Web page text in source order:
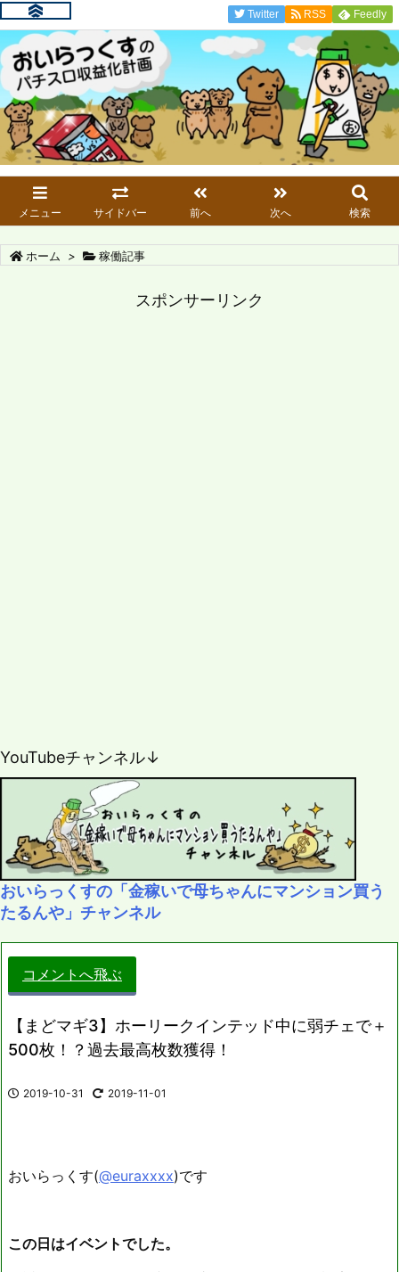
メニュー サイドバー 前へ 次へ 検索
Twitter RSS Feedly
ホーム > 稼働記事
スポンサーリンク
YouTubeチャンネル↓
おいらっくすの「金稼いで母ちゃんにマンション買う
たるんや」チャンネル
コメントへ飛ぶ
【まどマギ3】ホーリークインテッド中に弱チェで＋
500枚！？過去最高枚数獲得！
2019-10-31 2019-11-01
おいらっくす(@euraxxxx)です
この日はイベントでした。